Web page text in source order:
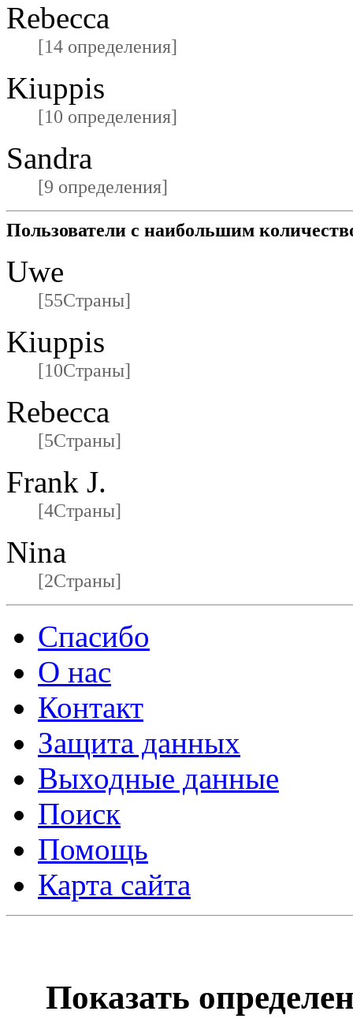
Rebecca
[14 определения]
Kiuppis
[10 определения]
Sandra
[9 определения]
Пользователи с наибольшим
Uwe
[55Страны]
Kiuppis
[10Страны]
Rebecca
[5Страны]
Frank J.
[4Страны]
Nina
[2Страны]
Спасибо
О нас
Контакт
Защита данных
Выходные данные
Поиск
Помощь
Карта сайта
Показать